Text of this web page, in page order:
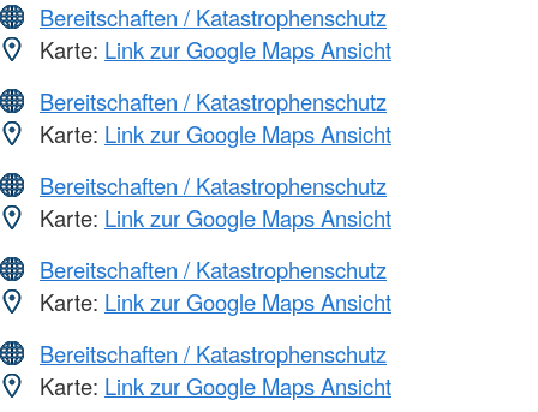
Bereitschaften / Katastrophenschutz
Karte: Link zur Google Maps Ansicht
Bereitschaften / Katastrophenschutz
Karte: Link zur Google Maps Ansicht
Bereitschaften / Katastrophenschutz
Karte: Link zur Google Maps Ansicht
Bereitschaften / Katastrophenschutz
Karte: Link zur Google Maps Ansicht
Bereitschaften / Katastrophenschutz
Karte: Link zur Google Maps Ansicht